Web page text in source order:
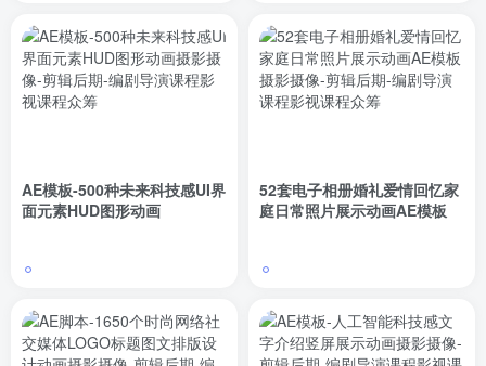
AE模板-500种未来科技感UI界
面元素HUD图形动画
52套电子相册婚礼爱情回忆家
庭日常照片展示动画AE模板